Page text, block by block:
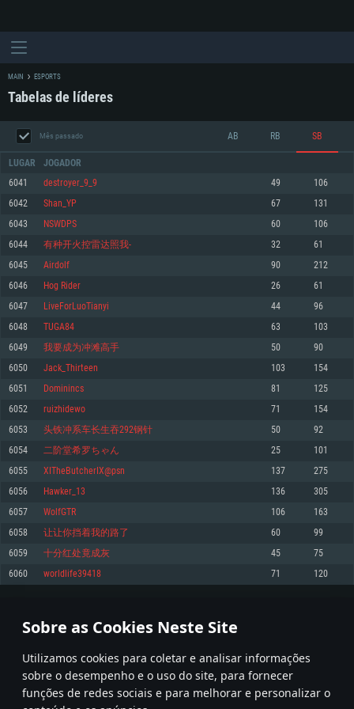
Sobre as Cookies Neste Site
Utilizamos cookies para coletar e analisar informações
sobre o desempenho e o uso do site, para fornecer
funções de redes sociais e para melhorar e personalizar o
REQUERIMENTOS DE SISTEMA
Mínimo
Sistema Operativo: Windows 10 (64 bit)
Processador: Dual-Core 2.2 GHz
Memória: 4GB
Placa Gráfica: Placa com DirectX 11: AMD Radeon 77XX / NVIDIA GeForce
GTX 660. Resolução mínima suportada: 720p
Network: Internet de banda larga.
Disco: 23,1 GB
Recomendado
superior, Radeon RX 570 ou superior
Disco: 75,9 GB
Mínimo
Sistema Operativo: Mac OS Big Sur 11.0 ou versão mais recente
Processador: Core i5 2.2GHz mínimo (Intel Xeon não suportado)
Memória: 6 GB
Placa Gráfica: Intel Iris Pro 5200 (Mac), equivalentes AMD/Nvidia para Mac.
Resolução mínima suportada: 720p com suporte Metal.
Network: Internet de banda larga.
Disco: 21,5 GB
Recomendado
Network: Internet de banda larga.
Mínimo
Sistema Operativo: Distribuições mais modernas do Linux de 64bit
Processador: Dual-Core 2.4 GHz
Memória: 4 GB
Placa Gráfica: NVIDIA 660 com os drivers mais recentes (não mais de 6
meses) / equivalentes AMD com os drivers mais recentes com suporte
Vulkan (não mais de 6 meses); Resolução mínima suportada: 720p.
Network: Internet de banda larga.
Disco: 21,5 GB
Recomendado
Sistema Operativo: Ubuntu 20.04 64bit
Processador: Intel Core i7
Memória: 16 GB
Placa Gráfica: NVIDIA 1060 com os drivers mais recentes (não mais de 6
meses) / equivalentes AMD (Radeon RX 570) com os drivers mais recentes
Network: Internet de banda larga.
MAIN ESPORTS
Tabelas de líderes
Mês passado AB RB SB
LUGAR JOGADOR
6041 destroyer_9_9 49 106
6042 Shan_YP 67 131
6043 NSWDPS 60 106
6044 有种开火控雷达照我- 32 61
6045 Airdolf 90 212
6046 Hog Rider 26 61
6047 LiveForLuoTianyi 44 96
6048 TUGA84 63 103
6049 我要成为冲滩高手 50 90
6050 Jack_Thirteen 103 154
6051 Dominincs 81 125
6052 ruizhidewo 71 154
6053 头铁冲系车长生吞292钢针 50 92
6054 二阶堂希罗ちゃん 25 101
6055 XITheButcherIX@psn 137 275
6056 Hawker_13 136 305
6057 WolfGTR 106 163
6058 让让你挡着我的路了 60 99
6059 十分红处竟成灰 45 75
6060 worldlife39418 71 120